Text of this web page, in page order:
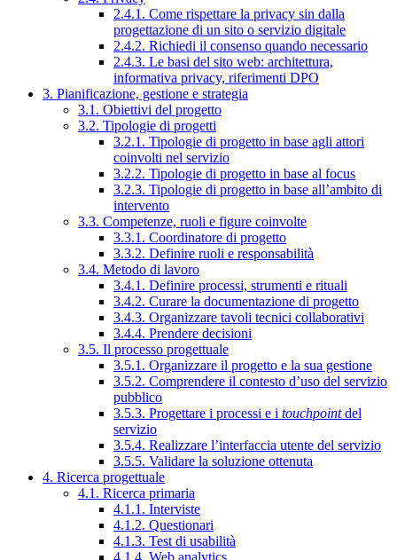
2.4.1. Come rispettare la privacy sin dalla
progettazione di un sito o servizio digitale
2.4.2. Richiedi il consenso quando necessario
2.4.3. Le basi del sito web: architettura,
informativa privacy, riferimenti DPO
3. Pianificazione, gestione e strategia
3.1. Obiettivi del progetto
3.2. Tipologie di progetti
3.2.1. Tipologie di progetto in base agli attori
coinvolti nel servizio
3.2.2. Tipologie di progetto in base al focus
3.2.3. Tipologie di progetto in base all’ambito di
intervento
3.3. Competenze, ruoli e figure coinvolte
3.3.1. Coordinatore di progetto
3.3.2. Definire ruoli e responsabilità
3.4. Metodo di lavoro
3.4.1. Definire processi, strumenti e rituali
3.4.2. Curare la documentazione di progetto
3.4.3. Organizzare tavoli tecnici collaborativi
3.4.4. Prendere decisioni
3.5. Il processo progettuale
3.5.1. Organizzare il progetto e la sua gestione
3.5.2. Comprendere il contesto d’uso del servizio
pubblico
3.5.3. Progettare i processi e i touchpointdel
servizio
3.5.4. Realizzare l’interfaccia utente del servizio
3.5.5. Validare la soluzione ottenuta
4. Ricerca progettuale
4.1. Ricerca primaria
4.1.1. Interviste
4.1.2. Questionari
4.1.3. Test di usabilità
4.1.4. Web analytics